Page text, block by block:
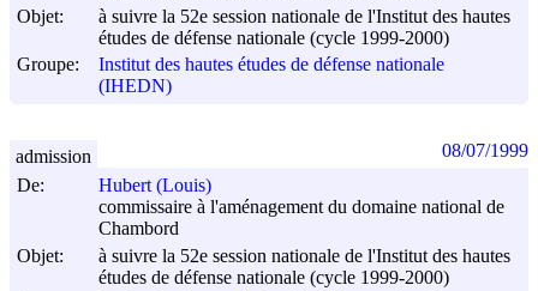
Objet:
à suivre la 52e session nationale de l'Institut des hautes
études de défense nationale (cycle 1999-2000)
Groupe:
Institut des hautes études de défense nationale
(IHEDN)
De:
Hubert (Louis)
commissaire à l'aménagement du domaine national de
Chambord
Objet:
à suivre la 52e session nationale de l'Institut des hautes
études de défense nationale (cycle 1999-2000)
admission 08/07/1999